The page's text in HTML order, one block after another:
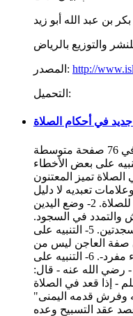
بكر بن عبد الله أبو زيد
والتوزيع بالرياض
المصدر: http://
التحميل:
جديد في أحكام الصلاة
لا جديد في أحكام الصلاة : كتيب في 76 صفحة متوسطة
الشيخ للتنبيه على بعض الأخطاء
تميز المعتنون
تعبديه لا دليل
عليها وهي: 1- أحداث هيئة في المصافة للصلاة. 2- وضع اليدين
الانفراش والتمدد في السجود.
4- الإشارة بالسبابة في الجلوس بين السجدتين. 5- التنبيه على
صفة العاجن ليس من
سنن الهدى-وله في هذه المسألة جزء مفرد-. 6- التنبيه على
- رضي الله عنه - قال:
- إذا قعد في الصلاة
وفرش قدمه اليمنى"
أخرجه مسلم برقم (579). 7- قصد عقد التسبيح وعده